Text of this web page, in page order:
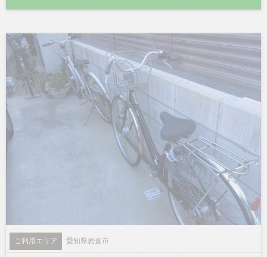
ご利用エリア 愛知県岩倉市